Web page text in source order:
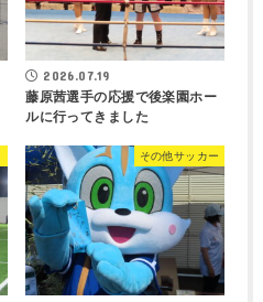
2026.07.19
藤原茜選手の応援で後楽園ホー
ルに行ってきました
その他サッカー